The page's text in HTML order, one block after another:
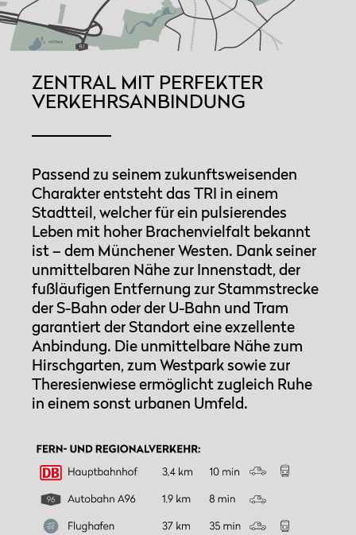
ZENTRAL MIT PERFEKTER
VERKEHRSANBINDUNG
Passend zu seinem zukunftsweisenden
Cha­rakter entsteht das TRI in einem
Stadtteil, welcher für ein pulsierendes
Leben mit hoher Brachenvielfalt bekannt
ist – dem Münchener Westen. Dank seiner
unmittelbaren Nähe zur Innenstadt, der
fußläufigen Entfernung zur Stammstrecke
der S­-Bahn oder der U­-Bahn und Tram
garantiert der Standort eine exzellente
Anbindung. Die unmittelbare Nähe zum
Hirschgarten, zum Westpark sowie zur
Theresienwiese ermöglicht zugleich Ruhe
in einem sonst urbanen Umfeld.